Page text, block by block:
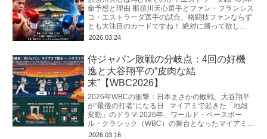
命予想と理由 那須川天心選手とファン・フランシス
コ・エストラーダ選手の試合、格闘技ファンならず
とも大注目のカードですね！ 絶対に勝って欲し
い。。。 WBC世界バンタム級の「次
2026.03.24
侍ジャパン敗戦の分岐点：4回の好機
逸と大谷翔平の“皮肉な結
末”【WBC2026】
2026年WBCの衝撃：日本まさかの敗戦。大谷翔平
が“最後の打者”になる日 マイアミで起きた「地殻
変動」のドラマ 2026年、ワールド・ベースボー
ル・クラシック（WBC）の舞台となったマイアミの
ローンデポ・
2026.03.16